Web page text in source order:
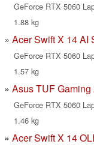
GeForce RTX 5060
1.88 kg
Acer Swift X 14 AI
GeForce RTX 5060
1.57 kg
Asus TUF
GeForce RTX 5060
1.46 kg
Acer Swift X 14